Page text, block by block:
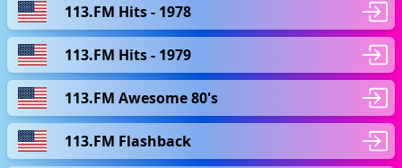
113.FM Hits - 1978
113.FM Hits - 1979
113.FM Awesome 80's
113.FM Flashback